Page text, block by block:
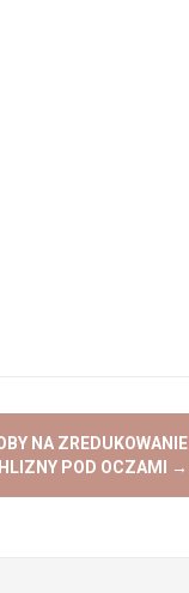
NA ZREDUKOWANIE
POD OCZAMI
→